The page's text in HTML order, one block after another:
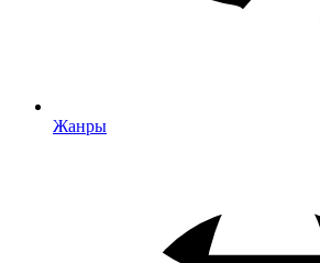
Жанры